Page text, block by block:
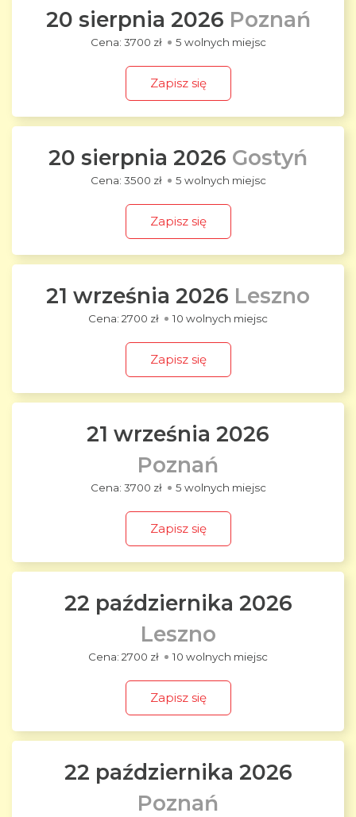
20 sierpnia 2026 Poznań
3700 zł 5 wolnych miejsc
Zapisz się
20 sierpnia 2026 Gostyń
3500 zł 5 wolnych miejsc
Zapisz się
21 września 2026 Leszno
2700 zł 10 wolnych miejsc
Zapisz się
21 września 2026
Poznań
3700 zł 5 wolnych miejsc
Zapisz się
22 października 2026
Leszno
2700 zł 10 wolnych miejsc
Zapisz się
22 października 2026
Poznań